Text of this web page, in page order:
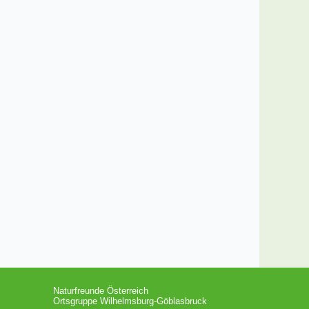
Naturfreunde Österreich
Ortsgruppe Wilhelmsburg-Göblasbruck